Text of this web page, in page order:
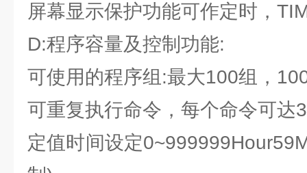
屏幕显示保护功能可作定时，
D:程序容量及控制功能:
可使用的程序组:最大100组，
可重复执行命令，每个命令可达
定值时间设定